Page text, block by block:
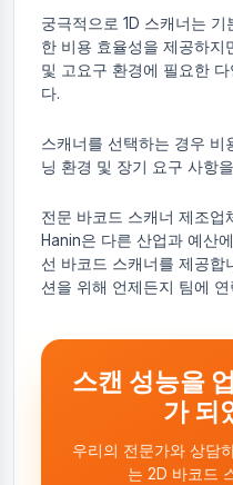
궁극적으로 1D 스캐너는
한 비용 효율성을 제공하지
및 고요구 환경에 필요한
다.
스캐너를 선택하는 경우 비
닝 환경 및 장기 요구 사항
전문 바코드 스캐너 제조업
Hanin은 다른 산업과 예산
선 바코드 스캐너를 제공합
션을 위해 언제든지 팀에 연
스캔 성능을
가 되
우리의 전문가와 상담
는 2D 바코드